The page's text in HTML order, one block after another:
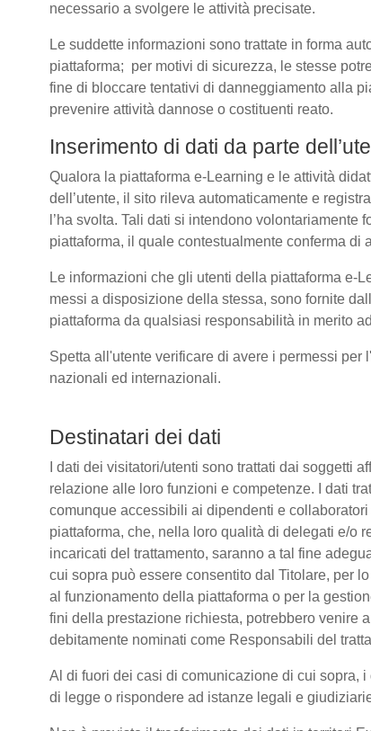
necessario a svolgere le attività precisate.
Le suddette informazioni sono trattate in forma
piattaforma; per motivi di sicurezza, le stesse
fine di bloccare tentativi di danneggiamento alla
prevenire attività dannose o costituenti reato.
Inserimento di dati da parte
Qualora la piattaforma e-Learning e le attività
dell’utente, il sito rileva automaticamente e
l’ha svolta. Tali dati si intendono volontariamente
piattaforma, il quale contestualmente conferma di
Le informazioni che gli utenti della piattaforma e-
messi a disposizione della stessa, sono fornite
piattaforma da qualsiasi responsabilità in merito
Spetta all'utente verificare di avere i permessi
nazionali ed internazionali.
Destinatari dei dati
I dati dei visitatori/utenti sono trattati dai soggetti
relazione alle loro funzioni e competenze. I dati
comunque accessibili ai dipendenti e
piattaforma, che, nella loro qualità di delegati e/o
incaricati del trattamento, saranno a tal fine
cui sopra può essere consentito dal Titolare, per
al funzionamento della piattaforma o per la
fini della prestazione richiesta, potrebbero venire
debitamente nominati come Responsabili del
Al di fuori dei casi di comunicazione di cui sopra,
di legge o rispondere ad istanze legali e